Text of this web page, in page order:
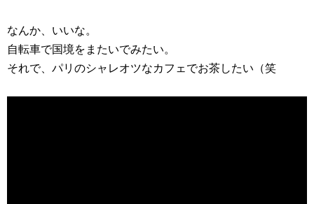
なんか、いいな。
自転車で国境をまたいでみたい。
それで、パリのシャレオツなカフェでお茶したい（笑